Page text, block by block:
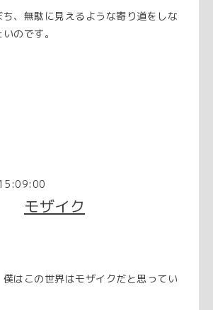
、無駄に見えるような寄り道をしな
のです。
モザイク
僕はこの世界はモザイクだと思ってい